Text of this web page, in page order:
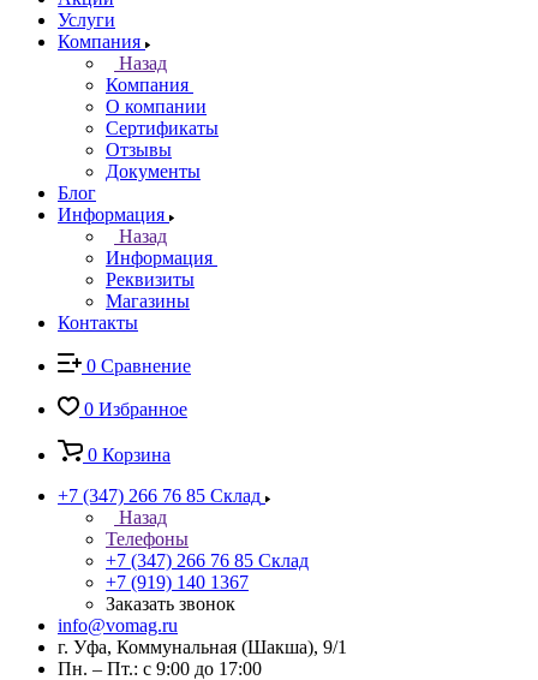
Услуги
Компания
Назад
Компания
О компании
Сертификаты
Отзывы
Документы
Блог
Информация
Назад
Информация
Реквизиты
Магазины
Контакты
0 Сравнение
0 Избранное
0 Корзина
+7 (347) 266 76 85 Склад
Назад
Телефоны
+7 (347) 266 76 85 Склад
+7 (919) 140 1367
Заказать звонок
info@vomag.ru
г. Уфа, Коммунальная (Шакша), 9/1
Пн. – Пт.: с 9:00 до 17:00